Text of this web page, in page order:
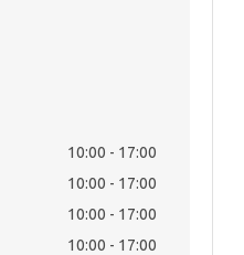
10:00
17:00
10:00
17:00
10:00
17:00
10:00
17:00